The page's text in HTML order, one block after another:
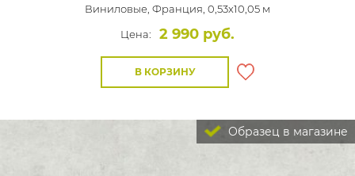
Виниловые, Франция, 0,53x10,05 м
Цена:
2 990 руб.
В КОРЗИНУ
Образец в магазине